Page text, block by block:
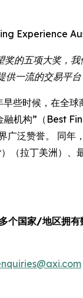
Experience
的五项大奖，
一流的交易平
早些时候，在
融机构”（
泛赞誉。 同
（拉丁美洲）
国家/地区拥